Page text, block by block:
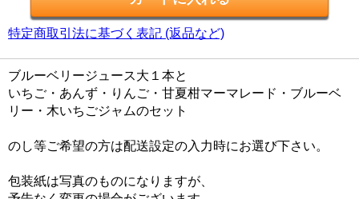
特定商取引法に基づく表記 (返品など)
ブルーベリージュース大１本と
いちご・あんず・りんご・甘夏柑マーマレード・ブルーベ
リー・木いちごジャムのセット
のし等ご希望の方は配送設定の入力時にお選び下さい。
包装紙は写真のものになりますが、